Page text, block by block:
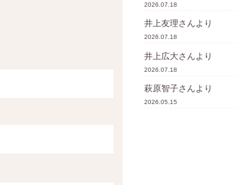
2026.07.18
井上友理さんより
2026.07.18
井上広大さんより
2026.07.18
萩原智子さんより
2026.05.15